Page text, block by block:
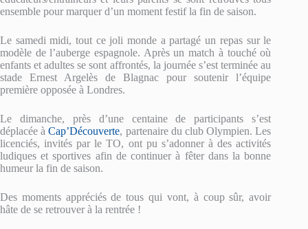
ensemble pour marquer d’un moment festif la fin de saison.
Le samedi midi, tout ce joli monde a partagé un repas sur le
modèle de l’auberge espagnole. Après un match à touché où
enfants et adultes se sont affrontés, la journée s’est terminée au
stade Ernest Argelès de Blagnac pour soutenir l’équipe
première opposée à Londres.
Le dimanche, près d’une centaine de participants s’est
déplacée àCap’Découverte, partenaire du club Olympien. Les
licenciés, invités par le TO, ont pu s’adonner à des activités
ludiques et sportives afin de continuer à fêter dans la bonne
humeur la fin de saison.
Des moments appréciés de tous qui vont, à coup sûr, avoir
hâte de se retrouver à la rentrée !